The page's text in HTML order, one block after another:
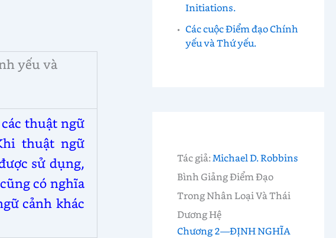
yếu và
thuật ngữ
thuật ngữ
sử dụng,
có nghĩa
cảnh khác
Initiations.
Các cuộc Điểm đạo Chính
yếu và Thứ yếu.
Tác giả:Michael D. Robbins
Bình Giảng Điểm Đạo
Trong Nhân Loại Và Thái
Dương Hệ
Chương 2—ĐỊNH NGHĨA